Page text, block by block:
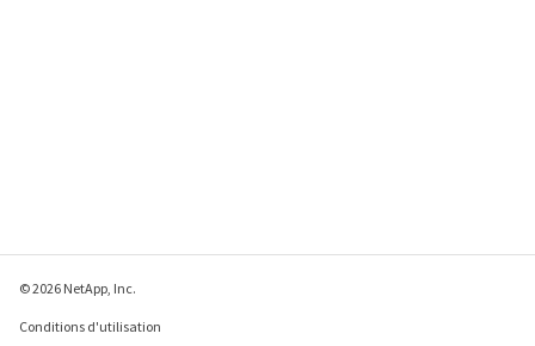
© 2026 NetApp, Inc.
Conditions d'utilisation